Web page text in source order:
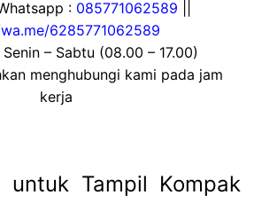
: 085771062589
6285771062589
– Sabtu (08.00 – 17.00)
menghubungi kami pada jam
kerja
untuk Tampil Kompak